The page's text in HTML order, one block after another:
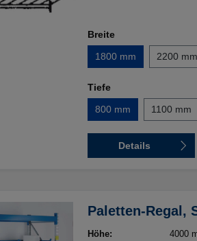
Breite
1800 mm
2200 mm
Tiefe
800 mm
1100 mm
Details
Paletten-Regal,
Höhe:
4000